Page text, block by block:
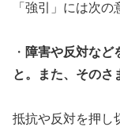
「強引」には次の
・ 障害や反対など
と。また、そのさ
抵抗や反対を押し